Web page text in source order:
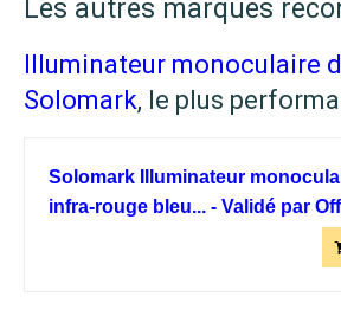
Les autres marques
Illuminateur monoculaire
Solomark, le plus
Solomark Illuminateur
infra-rouge bleu... - Validé par